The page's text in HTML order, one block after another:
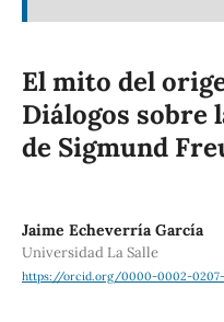
El mito del
Diálogos
de Sigmund
Jaime Echeverría García
Universidad La Salle
https://orcid.org/0000-0002-0207-